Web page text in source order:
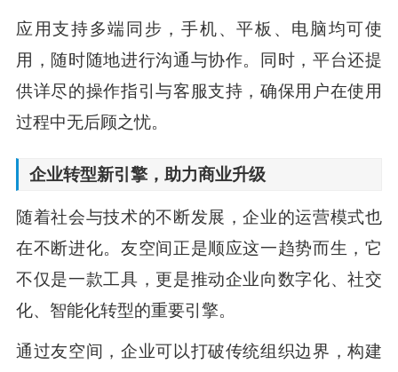
应用支持多端同步，手机、平板、电脑均可使
用，随时随地进行沟通与协作。同时，平台还提
供详尽的操作指引与客服支持，确保用户在使用
过程中无后顾之忧。
企业转型新引擎，助力商业升级
随着社会与技术的不断发展，企业的运营模式也
在不断进化。友空间正是顺应这一趋势而生，它
不仅是一款工具，更是推动企业向数字化、社交
化、智能化转型的重要引擎。
通过友空间，企业可以打破传统组织边界，构建